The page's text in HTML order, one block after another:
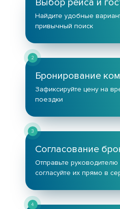
Выбор рейса и
Найдите удобные
привычный поиск
Бронирование
Зафиксируйте цену на
поездки
2
Согласование
Отправьте руководителю
согласуйте их прямо в
3
4